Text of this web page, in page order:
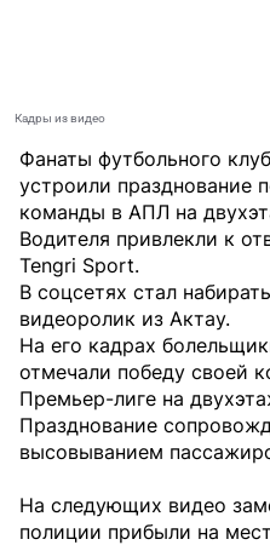
Кадры из видео
Фанаты футбольного
устроили празднование
команды в АПЛ на
Водителя привлекли к
Tengri Sport.
В соцсетях стал
видеоролик из Актау.
На его кадрах
отмечали победу своей
Премьер-лиге на
Празднование
высовыванием
На следующих видео
полиции прибыли на